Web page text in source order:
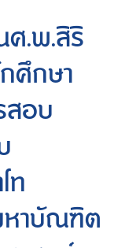
ศ.พ.สิริ
ศึกษา
สอบ
ท
หาบัณฑิต